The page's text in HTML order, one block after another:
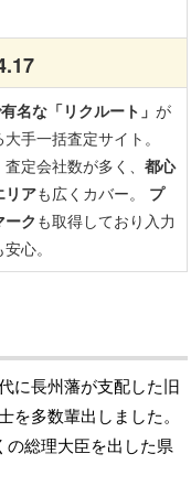
に長州藩が支配した旧
を多数輩出しました。
の総理大臣を出した県